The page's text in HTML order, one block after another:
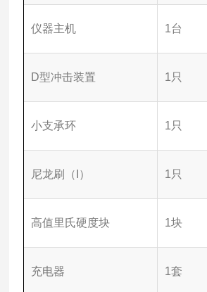
仪器主机 1台
D型冲击装置 1只
小支承环 1只
尼龙刷（I） 1只
高值里氏硬度块 1块
充电器 1套